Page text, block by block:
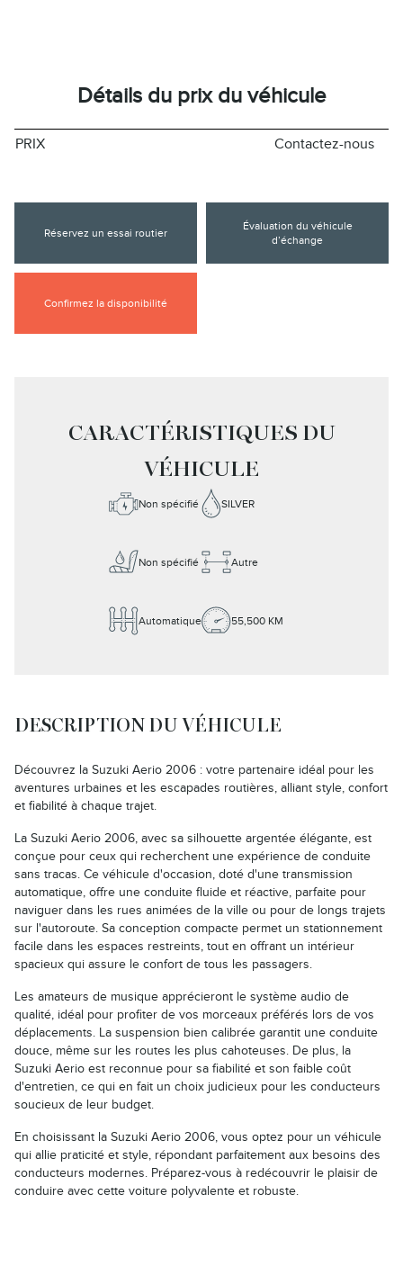
Détails du prix du véhicule
PRIX Contactez-nous
Réservez un essai routier
Évaluation du véhicule
d’échange
Confirmez la disponibilité
CARACTÉRISTIQUES DU
VÉHICULE
Non spécifié SILVER
Non spécifié Autre
Automatique 55,500 KM
DESCRIPTION DU VÉHICULE
Découvrez la Suzuki Aerio 2006 : votre partenaire idéal pour les
aventures urbaines et les escapades routières, alliant style, confort
et fiabilité à chaque trajet.
La Suzuki Aerio 2006, avec sa silhouette argentée élégante, est
conçue pour ceux qui recherchent une expérience de conduite
sans tracas. Ce véhicule d'occasion, doté d'une transmission
automatique, offre une conduite fluide et réactive, parfaite pour
naviguer dans les rues animées de la ville ou pour de longs trajets
sur l'autoroute. Sa conception compacte permet un stationnement
facile dans les espaces restreints, tout en offrant un intérieur
spacieux qui assure le confort de tous les passagers.
Les amateurs de musique apprécieront le système audio de
qualité, idéal pour profiter de vos morceaux préférés lors de vos
déplacements. La suspension bien calibrée garantit une conduite
douce, même sur les routes les plus cahoteuses. De plus, la
Suzuki Aerio est reconnue pour sa fiabilité et son faible coût
d'entretien, ce qui en fait un choix judicieux pour les conducteurs
soucieux de leur budget.
En choisissant la Suzuki Aerio 2006, vous optez pour un véhicule
qui allie praticité et style, répondant parfaitement aux besoins des
conducteurs modernes. Préparez-vous à redécouvrir le plaisir de
conduire avec cette voiture polyvalente et robuste.